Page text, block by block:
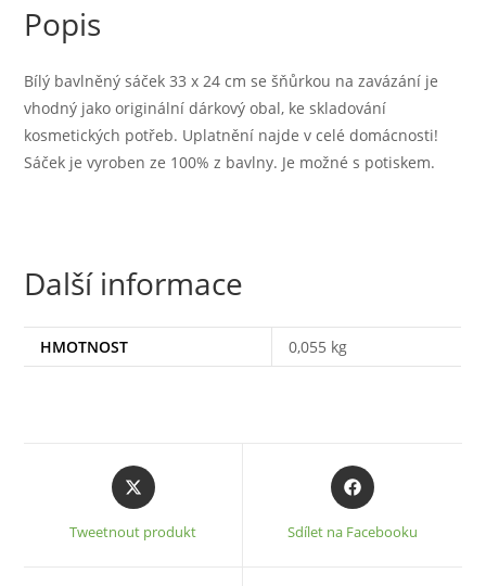
Popis
Bílý bavlněný sáček 33 x 24 cm se šňůrkou na zavázání je
vhodný jako originální dárkový obal, ke skladování
kosmetických potřeb. Uplatnění najde v celé domácnosti!
Sáček je vyroben ze 100% z bavlny. Je možné s potiskem.
Další informace
HMOTNOST 0,055 kg
Opens
in
new
Tweetnout produkt
Opens
in
new
Sdílet na Facebooku